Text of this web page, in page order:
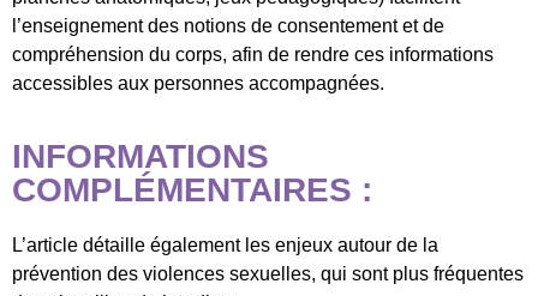
l’enseignement des notions de consentement et de
compréhension du corps, afin de rendre ces informations
accessibles aux personnes accompagnées.
INFORMATIONS
COMPLÉMENTAIRES :
L’article détaille également les enjeux autour de la
prévention des violences sexuelles, qui sont plus fréquentes